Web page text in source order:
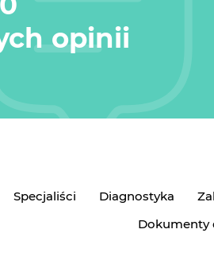
opinii
Specjaliści Diagnostyka
Dokumenty